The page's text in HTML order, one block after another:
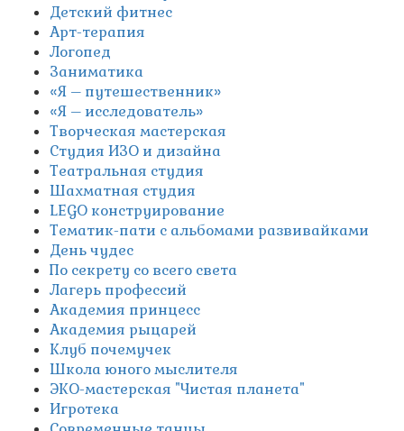
Детский фитнес
Арт-терапия
Логопед
Заниматика
«Я – путешественник»
«Я – исследователь»
Творческая мастерская
Студия ИЗО и дизайна
Театральная студия
Шахматная студия
LEGO конструирование
Тематик-пати с альбомами развивайками
День чудес
По секрету со всего света
Лагерь профессий
Академия принцесс
Академия рыцарей
Клуб почемучек
Школа юного мыслителя
ЭКО-мастерская "Чистая планета"
Игротека